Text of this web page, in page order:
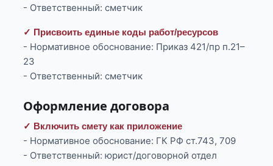
- Ответственный: сметчик
✓ Присвоить единые коды работ/ресурсов
- Нормативное обоснование: Приказ 421/пр п.21–
23
- Ответственный: сметчик
Оформление договора
✓ Включить смету как приложение
- Нормативное обоснование: ГК РФ ст.743, 709
- Ответственный: юрист/договорной отдел